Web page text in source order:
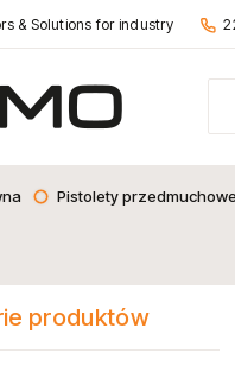
& Solutions for industry
Pistolety przedmuchowe
produktów